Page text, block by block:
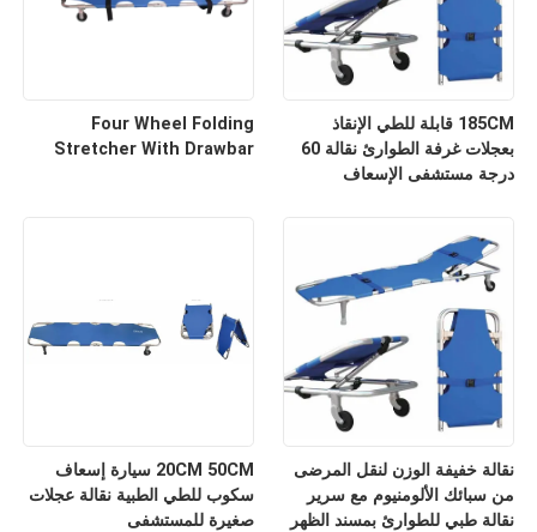
Four Wheel Folding
Stretcher With Drawbar
185CM قابلة للطي الإنقاذ
بعجلات غرفة الطوارئ نقالة 60
درجة مستشفى الإسعاف
20CM 50CM سيارة إسعاف
سكوب للطي الطبية نقالة عجلات
صغيرة للمستشفى
نقالة خفيفة الوزن لنقل المرضى
من سبائك الألومنيوم مع سرير
نقالة طبي للطوارئ بمسند الظهر